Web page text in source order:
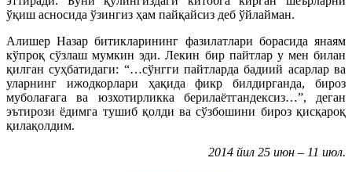
ўқиш асносида ўзингиз ҳам пайқайсиз деб ўйлайман.
Алишер Назар битикларининг фазилатлари борасида янаям
кўпроқ сўзлаш мумкин эди. Лекин бир пайтлар у мен билан
қилган суҳбатидаги: “…сўнгги пайтларда бадиий асарлар ва
уларнинг ижодкорлари ҳақида фикр билдирганда, бироз
муболағага ва юзхотирликка берилаётгандексиз…”, деган
эътирози ёдимга тушиб қолди ва сўзбошини бироз қисқароқ
қилақолдим.
2014 йил 25 июн – 11 июл.